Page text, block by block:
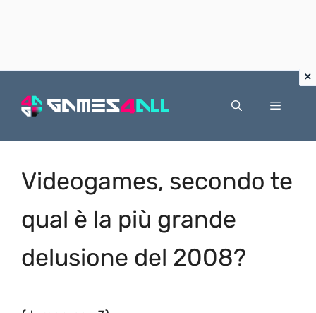
Menu
Videogames, secondo te
qual è la più grande
delusione del 2008?